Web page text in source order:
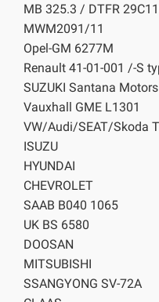
MB 325.3 / DTFR
MWM2091/11
Opel-GM 6277M
Renault 41-01-001 /-S
SUZUKI Santana Motors
Vauxhall GME L1301
VW/Audi/SEAT/Skoda
ISUZU
HYUNDAI
CHEVROLET
SAAB B040 1065
UK BS 6580
DOOSAN
MITSUBISHI
SSANGYONG SV-72A